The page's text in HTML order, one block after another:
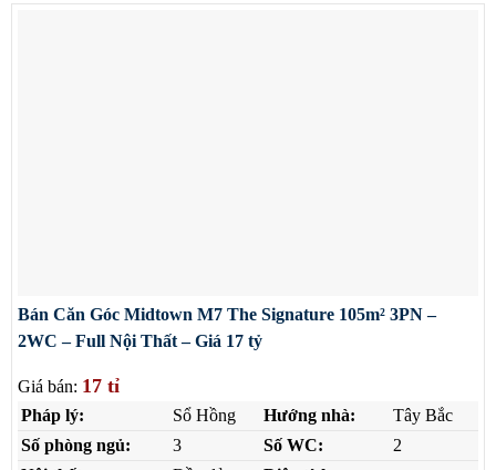
Bán Căn Góc Midtown M7 The Signature 105m² 3PN –
2WC – Full Nội Thất – Giá 17 tỷ
Giá bán: 17 tỉ
Pháp lý: Sổ Hồng Hướng nhà:
Tây Bắc
Số phòng ngủ:
3 Số WC:
2